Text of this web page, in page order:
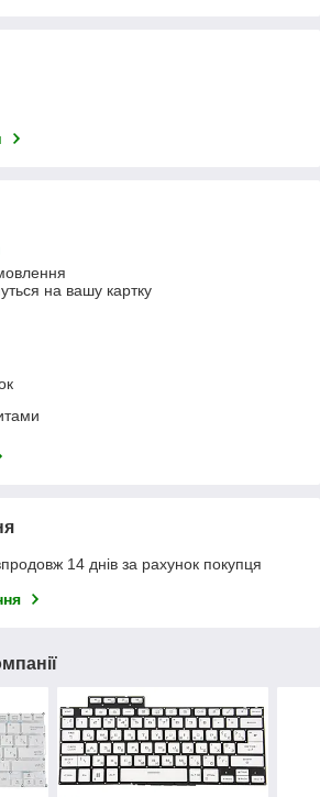
на вашу картку
14 днів за рахунок покупця